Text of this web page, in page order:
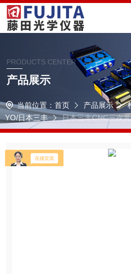
PRODUCTS CENTER
产品展示
当前位置： 首页 产品展示
YO/日本三丰
日本三丰CNC三次
V1600